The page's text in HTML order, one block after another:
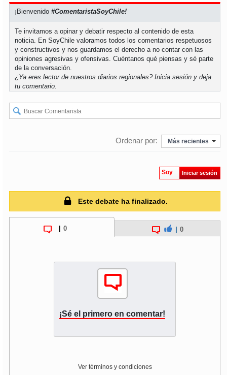
soyosorno
soypuertomontt
soychiloé
¡Bienvenido#ComentaristaSoyChile!
Te invitamos a opinar y debatir respecto al contenido de esta
noticia. En SoyChile valoramos todos los comentarios respetuosos
y constructivos y nos guardamos el derecho a no contar con las
opiniones agresivas y ofensivas. Cuéntanos qué piensas y sé parte
de la conversación.
¿Ya eres lector de nuestros diarios regionales?Inicia sesión y deja
tu comentario.
Ordenar por: Más recientes
Soy Iniciar sesión
Este debate ha finalizado.
0 0
¡Sé el primero en comentar!
Ver términos y condiciones